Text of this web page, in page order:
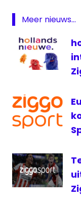
live
van
Amsterdam
Marathon
live
NH
Amsterdam
Marathon
televisie
Meer nieuws...